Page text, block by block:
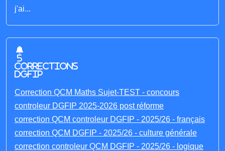
j'ai...
5
corrections
DGFIP
Correction QCM Maths Sujet-TEST - concours
controleur DGFIP 2025-2026 post réforme
correction QCM controleur DGFIP - 2025/26 - français
correction QCM DGFIP - 2025/26 - culture générale
correction controleur QCM DGFIP - 2025/26 - logique